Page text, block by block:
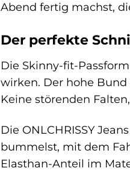
Abend fertig machst,
Der perfekte
Die Skinny-fit-
wirken. Der hohe
Keine störenden
Die ONLCHRISSY
bummelst, mit dem
Elasthan-Anteil im